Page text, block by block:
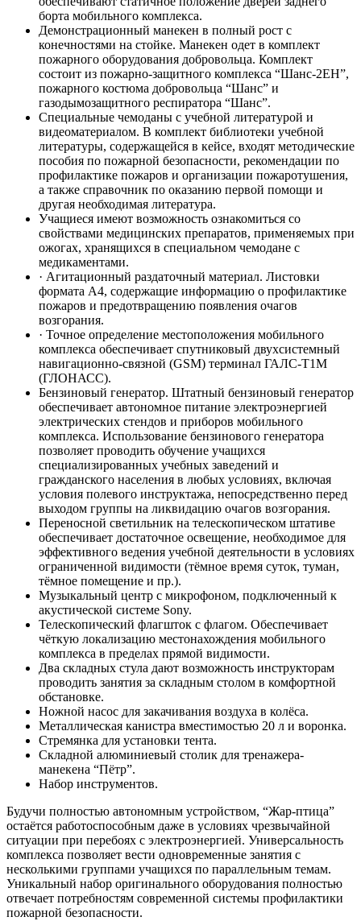
борта мобильного комплекса.
Демонстрационный манекен в полный рост с
конечностями на стойке. Манекен одет в комплект
пожарного оборудования добровольца. Комплект
состоит из пожарно-защитного комплекса “Шанс-2ЕН”,
пожарного костюма добровольца “Шанс” и
газодымозащитного респиратора “Шанс”.
Специальные чемоданы с учебной литературой и
видеоматериалом. В комплект библиотеки учебной
литературы, содержащейся в кейсе, входят методические
пособия по пожарной безопасности, рекомендации по
профилактике пожаров и организации пожаротушения,
а также справочник по оказанию первой помощи и
другая необходимая литература.
Учащиеся имеют возможность ознакомиться со
свойствами медицинских препаратов, применяемых при
ожогах, хранящихся в специальном чемодане с
медикаментами.
· Агитационный раздаточный материал. Листовки
формата А4, содержащие информацию о профилактике
пожаров и предотвращению появления очагов
возгорания.
· Точное определение местоположения мобильного
комплекса обеспечивает спутниковый двухсистемный
навигационно-связной (GSM) терминал ГАЛС-Т1М
(ГЛОНАСС).
Бензиновый генератор. Штатный бензиновый генератор
обеспечивает автономное питание электроэнергией
электрических стендов и приборов мобильного
комплекса. Использование бензинового генератора
позволяет проводить обучение учащихся
специализированных учебных заведений и
гражданского населения в любых условиях, включая
условия полевого инструктажа, непосредственно перед
выходом группы на ликвидацию очагов возгорания.
Переносной светильник на телескопическом штативе
обеспечивает достаточное освещение, необходимое для
эффективного ведения учебной деятельности в условиях
ограниченной видимости (тёмное время суток, туман,
тёмное помещение и пр.).
Музыкальный центр с микрофоном, подключенный к
акустической системе Sony.
Телескопический флагшток с флагом. Обеспечивает
чёткую локализацию местонахождения мобильного
комплекса в пределах прямой видимости.
Два складных стула дают возможность инструкторам
проводить занятия за складным столом в комфортной
обстановке.
Ножной насос для закачивания воздуха в колёса.
Металлическая канистра вместимостью 20 л и воронка.
Стремянка для установки тента.
Складной алюминиевый столик для тренажера-
манекена “Пётр”.
Набор инструментов.
Будучи полностью автономным устройством, “Жар-птица”
остаётся работоспособным даже в условиях чрезвычайной
ситуации при перебоях с электроэнергией. Универсальность
комплекса позволяет вести одновременные занятия с
несколькими группами учащихся по параллельным темам.
Уникальный набор оригинального оборудования полностью
отвечает потребностям современной системы профилактики
пожарной безопасности.